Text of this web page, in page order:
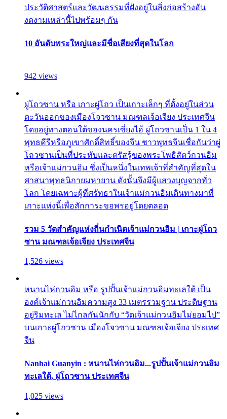
ประวัติศาสตร์และวัฒนธรรมที่ฝังอยู่ในสิ่งก่อสร้างอัน
งดงามเหล่านี้ไปพร้อมๆ กัน
10 อันดับพระใหญ่และมีชื่อเสียงที่สุดในโลก
942 views
ผู่โถวซาน หรือ เกาะผู่โถว เป็นเกาะเล็กๆ ที่ตั้งอยู่ในส่วน
ตะวันออกของเมืองโจวซาน มณฑลเจ้อเจียง ประเทศจีน
โดยอยู่ทางตอนใต้ของนครเซี่ยงไฮ้ ผู่โถวซานเป็น 1 ใน 4
พุทธคีรีหรือภูเขาศักดิ์สิทธิ์ของจีน ชาวพุทธจีนเชื่อกันว่าผู่
โถวซานเป็นที่ประทับและตรัสรู้ของพระโพธิสัตว์กวนอิม
หรือเจ้าแม่กวนอิม ซึ่งเป็นหนึ่งในเทพเจ้าที่สำคัญที่สุดใน
ศาสนาพุทธนิกายมหายาน ดังนั้นจึงมีผู้แสวงบุญจากทั่ว
โลก โดยเฉพาะผู้ที่ศรัทธาในเจ้าแม่กวนอิมเดินทางมาที่
เกาะแห่งนี้เพื่อสักการะขอพรอยู่โดยตลอด
รวม 5 วัดสำคัญแห่งถิ่นกำเนิดเจ้าแม่กวนอิม | เกาะผู่โถว
ซาน มณฑลเจ้อเจียง ประเทศจีน
1,526 views
หนานไห่กวนอิม หรือ รูปปั้นเจ้าแม่กวนอิมทะเลใต้ เป็น
องค์เจ้าแม่กวนอิมความสูง 33 เมตรรวมฐาน ประดิษฐาน
อยู่ริมทะเล ไม่ไกลกันนักกับ “วัดเจ้าแม่กวนอิมไม่ยอมไป”
บนเกาะผู่โถวซาน เมืองโจวซาน มณฑลเจ้อเจียง ประเทศ
จีน
Nanhai Guanyin : หนานไห่กวนอิม...รูปปั้นเจ้าแม่กวนอิม
ทะเลใต้, ผู่โถวซาน ประเทศจีน
1,025 views